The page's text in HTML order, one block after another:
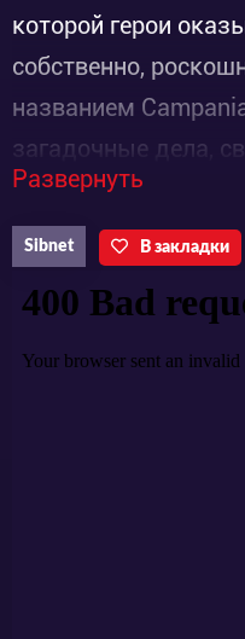
которой герои
собственно,
названием
загадочные дела,
воскрешением
Развернуть
Sibnet В закладки